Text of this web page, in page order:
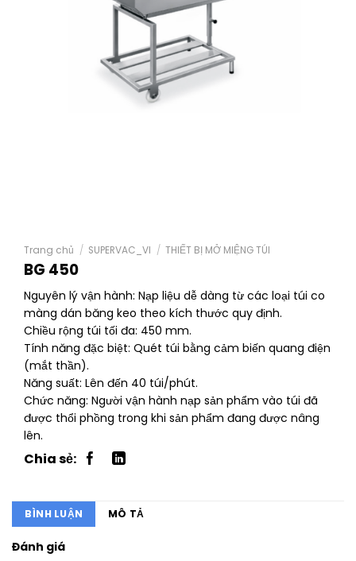
Trang chủ / SUPERVAC_VI / THIẾT BỊ MỞ MIỆNG TÚI
BG 450
Nguyên lý vận hành: Nạp liệu dễ dàng từ các loại túi co
màng dán băng keo theo kích thước quy định.
Chiều rộng túi tối đa: 450 mm.
Tính năng đặc biệt: Quét túi bằng cảm biến quang điện
(mắt thần).
Năng suất: Lên đến 40 túi/phút.
Chức năng: Người vận hành nạp sản phẩm vào túi đã
được thổi phồng trong khi sản phẩm đang được nâng
lên.
BÌNH LUẬN MÔ TẢ
Đánh giá